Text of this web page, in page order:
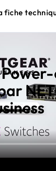
et
même câble
fiche